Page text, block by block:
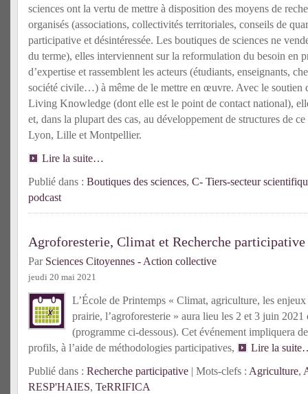
sciences ont la vertu de mettre à disposition des moyens de
organisés (associations, collectivités territoriales, conseils de
participative et désintéressée. Les boutiques de sciences ne
du terme), elles interviennent sur la reformulation du besoin en
d’expertise et rassemblent les acteurs (étudiants, enseignants,
société civile…) à même de le mettre en œuvre. Avec le soutien
Living Knowledge (dont elle est le point de contact national),
et, dans la plupart des cas, au développement de structures de
Lyon, Lille et Montpellier.
Lire la suite…
Publié dans : Boutiques des sciences, C- Tiers-secteur
podcast
Agroforesterie, Climat et Recherche participative
Par Sciences Citoyennes - Action collective
jeudi 20 mai 2021
L’École de Printemps « Climat, agriculture, les
prairie, l’agroforesterie » aura lieu les 2 et 3 juin 2021
(programme ci-dessous). Cet événement impliquera
profils, à l’aide de méthodologies participatives,
Lire la
Publié dans : Recherche participative | Mots-clefs : Agriculture,
RESP'HAIES, TeRRIFICA